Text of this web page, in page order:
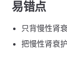
易错点
只背慢性肾
把慢性肾衰